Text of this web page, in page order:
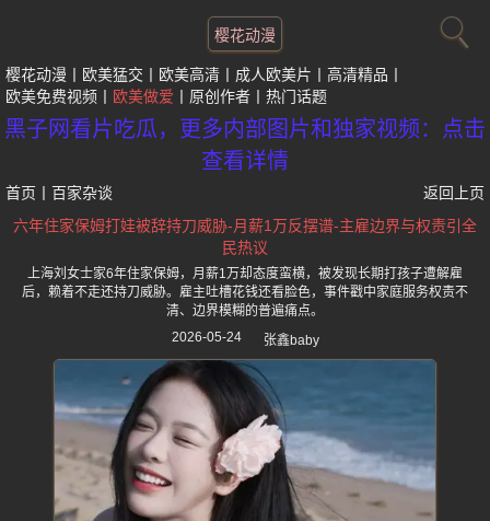
樱花动漫
樱花动漫 欧美猛交 欧美高清 成人欧美片
高清精品
欧美免费视频
欧美做爱 原创作者 热门话题
黑子网看片吃瓜，更多内部图片和独家视频：点击
查看详情
首页 百家杂谈
返回上页
六年住家保姆打娃被辞持刀威胁-月薪1万反摆谱-主雇边界与权责引全
民热议
上海刘女士家6年住家保姆，月薪1万却态度蛮横，被发现长期打孩子遭解雇
后，赖着不走还持刀威胁。雇主吐槽花钱还看脸色，事件戳中家庭服务权责不
清、边界模糊的普遍痛点。
2026-05-24
张鑫baby